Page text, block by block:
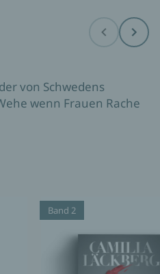
Before Next
von Schwedens
wenn Frauen Rache
Band 2